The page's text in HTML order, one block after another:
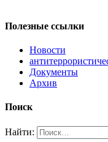
Полезные ссылки
Новости
Документы
Архив
Поиск
Найти: